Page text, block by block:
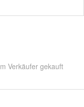
Verkäufer gekauft